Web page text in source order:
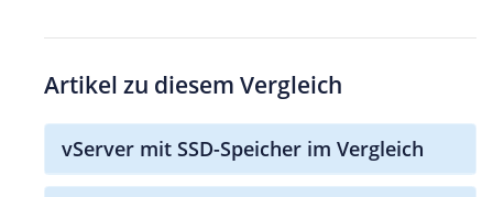
Artikel zu diesem Vergleich
vServer mit SSD-Speicher im Vergleich